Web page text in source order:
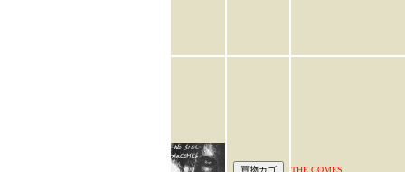
THE COMES